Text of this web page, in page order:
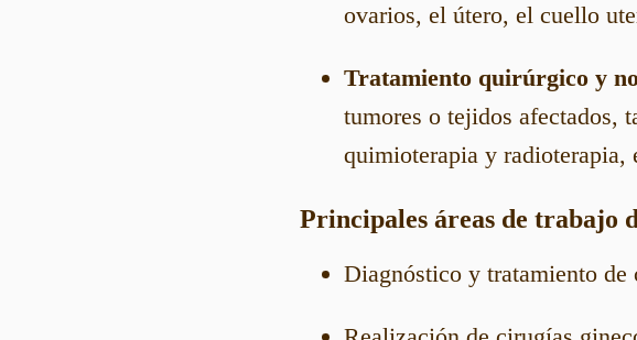
ovarios, el útero, el cuello
Tratamiento quirúrgico y
tumores o tejidos afectados,
quimioterapia y radioterapia,
Principales áreas de trabajo
Diagnóstico y tratamiento de